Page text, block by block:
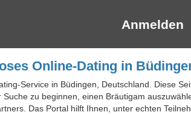
Anmelden
Online-Dating in
Service in Büdingen, Deutschland. Diese
zu beginnen, einen Bräutigam
Das Portal hilft Ihnen, unter echten